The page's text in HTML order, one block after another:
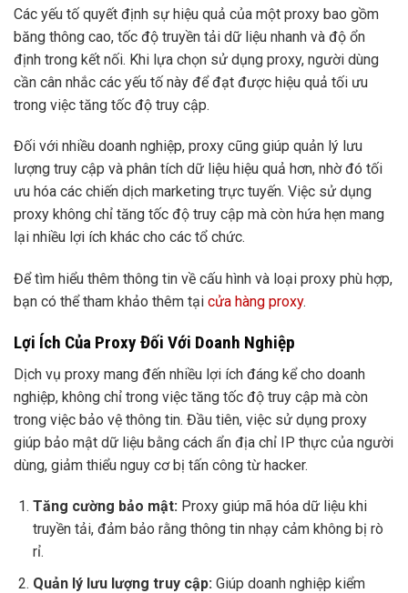
Các yếu tố quyết định sự hiệu quả của một proxy bao gồm
băng thông cao, tốc độ truyền tải dữ liệu nhanh và độ ổn
định trong kết nối. Khi lựa chọn sử dụng proxy, người dùng
cần cân nhắc các yếu tố này để đạt được hiệu quả tối ưu
trong việc tăng tốc độ truy cập.
Đối với nhiều doanh nghiệp, proxy cũng giúp quản lý lưu
lượng truy cập và phân tích dữ liệu hiệu quả hơn, nhờ đó tối
ưu hóa các chiến dịch marketing trực tuyến. Việc sử dụng
proxy không chỉ tăng tốc độ truy cập mà còn hứa hẹn mang
lại nhiều lợi ích khác cho các tổ chức.
Để tìm hiểu thêm thông tin về cấu hình và loại proxy phù hợp,
bạn có thể tham khảo thêm tại cửa hàng proxy.
Lợi Ích Của Proxy Đối Với Doanh Nghiệp
Dịch vụ proxy mang đến nhiều lợi ích đáng kể cho doanh
nghiệp, không chỉ trong việc tăng tốc độ truy cập mà còn
trong việc bảo vệ thông tin. Đầu tiên, việc sử dụng proxy
giúp bảo mật dữ liệu bằng cách ẩn địa chỉ IP thực của người
dùng, giảm thiểu nguy cơ bị tấn công từ hacker.
Tăng cường bảo mật: Proxy giúp mã hóa dữ liệu khi
truyền tải, đảm bảo rằng thông tin nhạy cảm không bị rò
rỉ.
Quản lý lưu lượng truy cập: Giúp doanh nghiệp kiểm